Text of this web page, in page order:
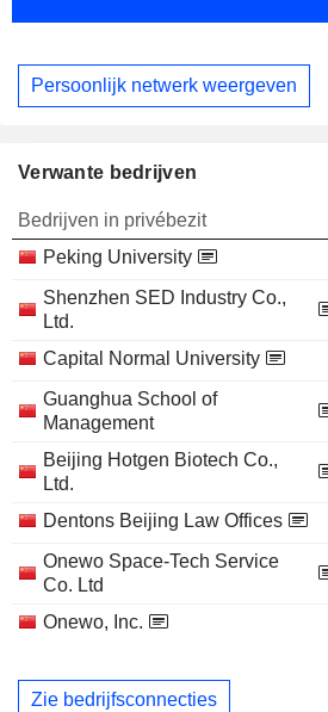
Persoonlijk netwerk weergeven
Verwante bedrijven
Bedrijven in privébezit
Peking University
Shenzhen SED Industry Co.,
Ltd.
Capital Normal University
Guanghua School of
Management
Beijing Hotgen Biotech Co.,
Ltd.
Dentons Beijing Law Offices
Onewo Space-Tech Service
Co. Ltd
Onewo, Inc.
Zie bedrijfsconnecties